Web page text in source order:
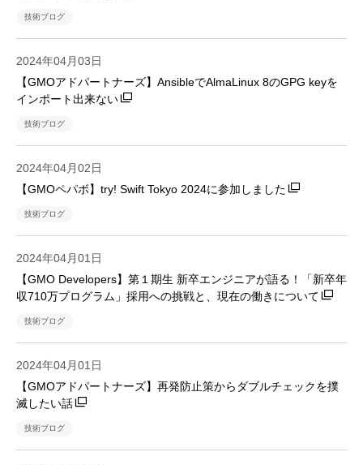
技術ブログ
2024年04月03日
【GMOアドパートナーズ】AnsibleでAlmaLinux 8のGPG keyを
インポート出来ない
技術ブログ
2024年04月02日
【GMOペパボ】try! Swift Tokyo 2024に参加しました
技術ブログ
2024年04月01日
【GMO Developers】第１期生 新卒エンジニアが語る！「新卒年
収710万プログラム」採用への挑戦と、現在の働きについて
技術ブログ
2024年04月01日
【GMOアドパートナーズ】再発防止策からダブルチェックを撲
滅したい話
技術ブログ